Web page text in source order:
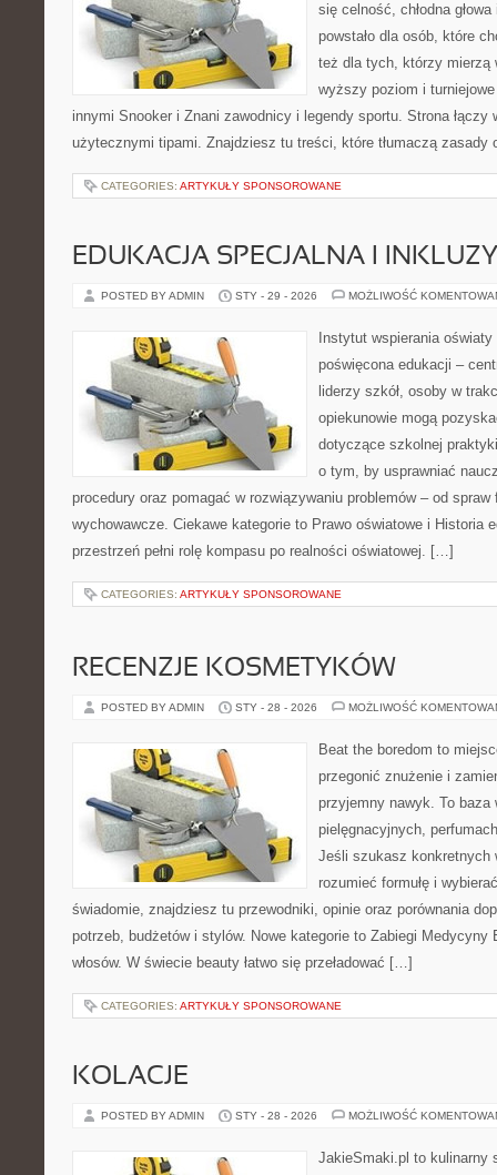
się celność, chłodna
powstało dla osób, które
też dla tych, którzy mierzą
wyższy poziom i
innymi Snooker i Znani zawodnicy i legendy sportu. Strona łączy
użytecznymi tipami. Znajdziesz tu treści, które tłumaczą
CATEGORIES: ARTYKUŁY SPONSOROWANE
EDUKACJA SPECJALNA I
POSTED BY ADMIN STY - 29 - 2026 MOŻLIWOŚĆ
Instytut wspierania
poświęcona edukacji –
liderzy szkół, osoby w
opiekunowie mogą
dotyczące szkolnej
o tym, by usprawniać
procedury oraz pomagać w rozwiązywaniu problemów – od
wychowawcze. Ciekawe kategorie to Prawo oświatowe i Historia
przestrzeń pełni rolę kompasu po realności oświatowej. […]
CATEGORIES: ARTYKUŁY SPONSOROWANE
RECENZJE KOSMETYKÓW
POSTED BY ADMIN STY - 28 - 2026 MOŻLIWOŚĆ
Beat the boredom to
przegonić znużenie i
przyjemny nawyk. To baza
pielęgnacyjnych,
Jeśli szukasz konkretnych
rozumieć formułę i
świadomie, znajdziesz tu przewodniki, opinie oraz porównania
potrzeb, budżetów i stylów. Nowe kategorie to Zabiegi Medycyny
włosów. W świecie beauty łatwo się przeładować […]
CATEGORIES: ARTYKUŁY SPONSOROWANE
KOLACJE
POSTED BY ADMIN STY - 28 - 2026 MOŻLIWOŚĆ
JakieSmaki.pl to kulinarny